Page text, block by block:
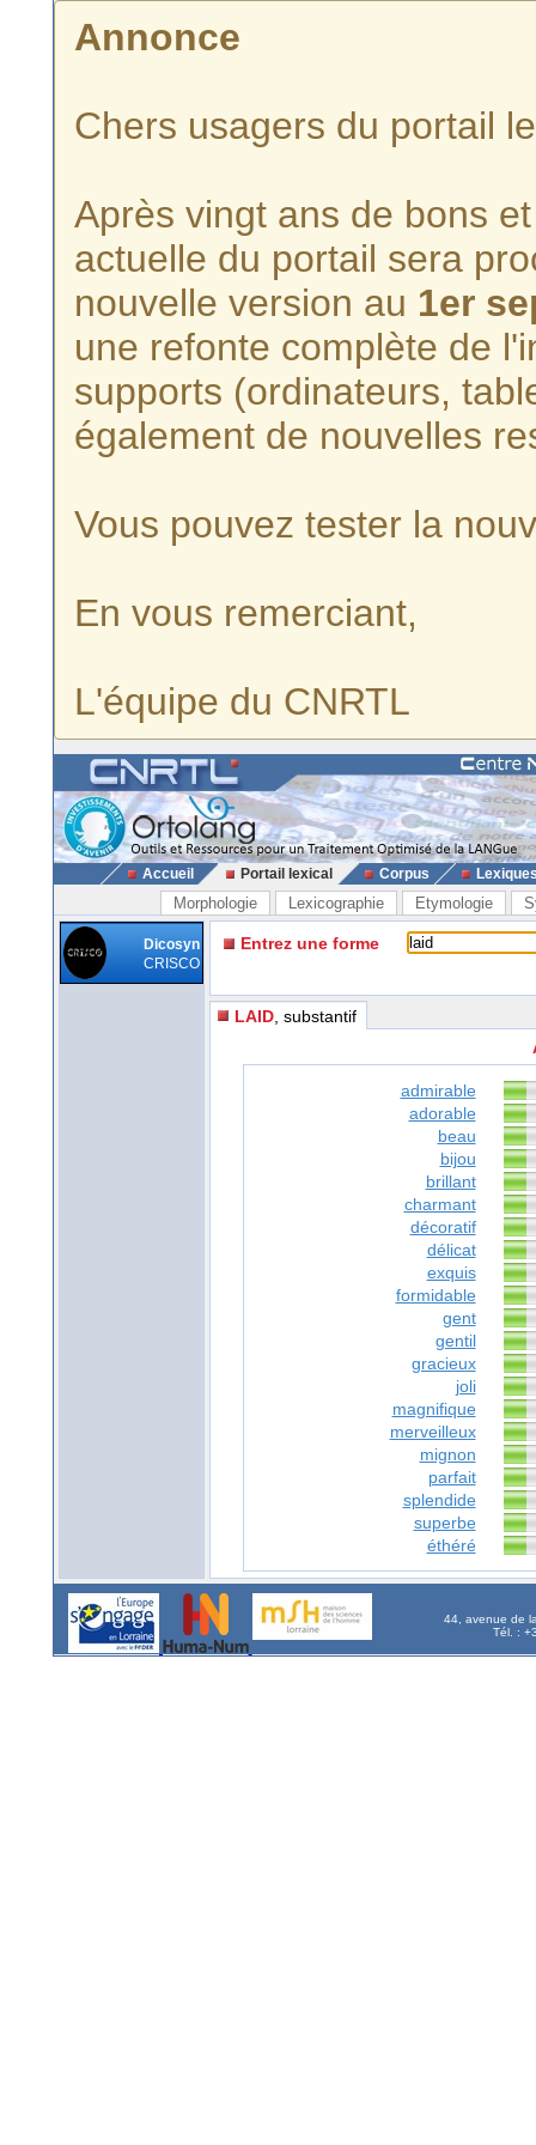
Annonce
Chers usagers du portail
Après vingt ans de bons
actuelle du portail sera
nouvelle version au 1er
une refonte complète de
supports (ordinateurs,
également de nouvelles
Vous pouvez tester la
En vous remerciant,
L'équipe du CNRTL
Accueil Portail lexical Corpus
Morphologie Lexicographie Etymologie
Dicosyn
CRISCO
Entrez une forme
LAID , substantif
admirable
adorable
beau
bijou
brillant
charmant
décoratif
délicat
exquis
formidable
gent
gentil
gracieux
joli
magnifique
merveilleux
mignon
parfait
splendide
superbe
éthéré
44, avenue de
Tél. :